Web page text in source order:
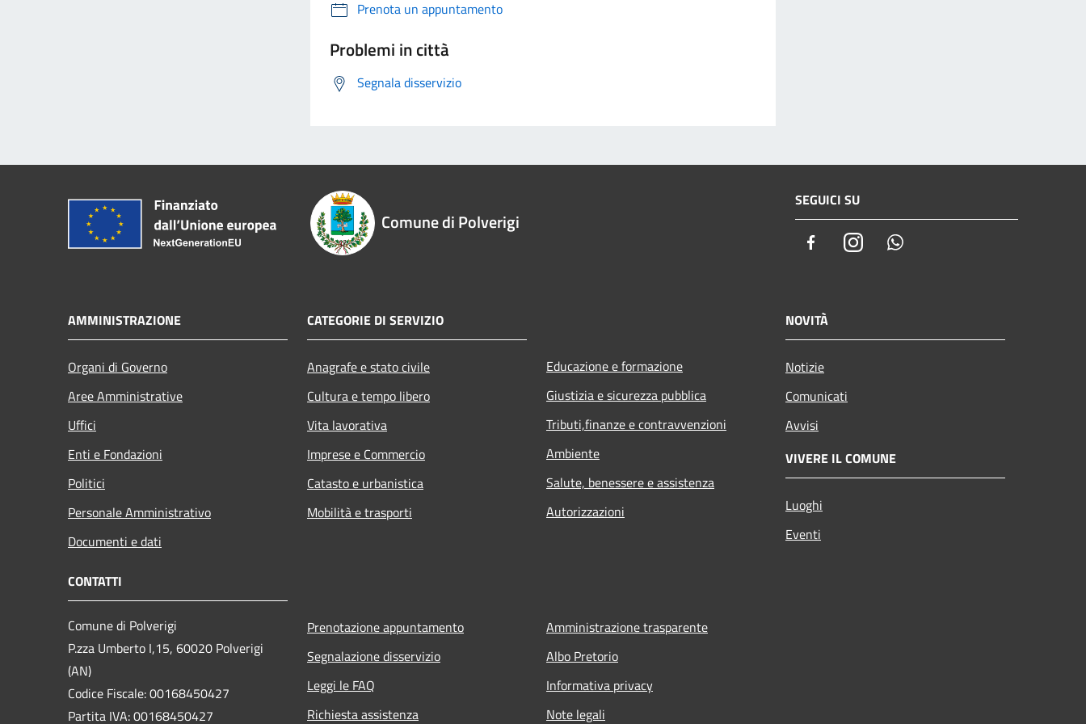
Prenota un appuntamento
Problemi in città
Segnala disservizio
Comune di Polverigi
SEGUICI SU
FacebookInstagram
AMMINISTRAZIONE
Organi di Governo
Aree Amministrative
Uffici
Enti e Fondazioni
Politici
Personale Amministrativo
Documenti e dati
CATEGORIE DI SERVIZIO
Anagrafe e stato civile
Cultura e tempo libero
Vita lavorativa
Imprese e Commercio
Catasto e urbanistica
Mobilità e trasporti
Educazione e formazione
Giustizia e sicurezza pubblica
Tributi,finanze e contravvenzioni
Ambiente
Salute, benessere e assistenza
Autorizzazioni
NOVITÀ
Notizie
Comunicati
Avvisi
VIVERE IL COMUNE
Luoghi
Eventi
CONTATTI
Comune di Polverigi
P.zza Umberto I,15, 60020 Polverigi
(AN)
Codice Fiscale: 00168450427
Partita IVA: 00168450427
Prenotazione appuntamento
Segnalazione disservizio
Leggi le FAQ
Richiesta assistenza
Amministrazione trasparente
Albo Pretorio
Informativa privacy
Note legali